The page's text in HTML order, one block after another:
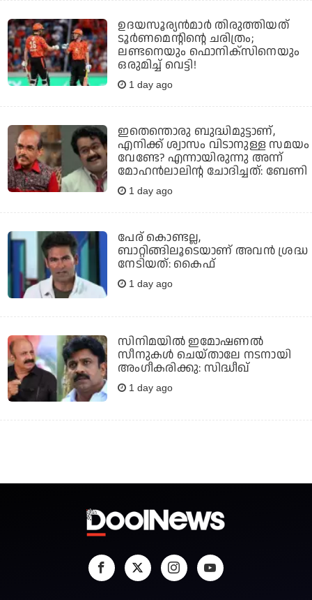
ഉദയസൂര്യന്‍മാര്‍ തിരുത്തിയത്
ടൂര്‍ണമെന്റിന്റെ ചരിത്രം;
ലണ്ടനെയും ഫൊനിക്‌സിനെയും
ഒരുമിച്ച് വെട്ടി!
1 day ago
ഇതെന്തൊരു ബുദ്ധിമുട്ടാണ്,
എനിക്ക് ശ്വാസം വിടാനുള്ള സമയം
വേണ്ടേ? എന്നായിരുന്നു അന്ന്
മോഹൻലാലിന്റ ചോദിച്ചത്: ബേണി
1 day ago
പേര് കൊണ്ടല്ല,
ബാറ്റിങ്ങിലൂടെയാണ് അവൻ ശ്രദ്ധ
നേടിയത്: കൈഫ്
1 day ago
സിനിമയിൽ ഇമോഷണൽ
സീനുകൾ ചെയ്‍താലേ നടനായി
അംഗീകരിക്കു: സിദ്ധീഖ്
1 day ago